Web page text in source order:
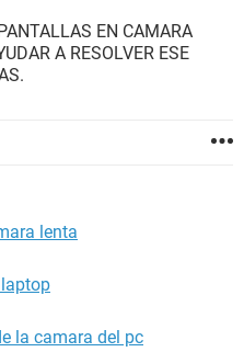
EN CAMARA
A RESOLVER ESE
lenta
la camara del pc